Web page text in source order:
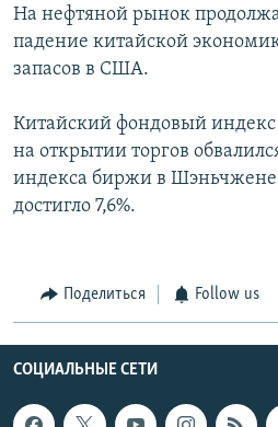
На нефтяной рынок
падение китайской
запасов в США.
Китайский фондовый индекс
на открытии торгов
индекса биржи в Шэньчжене
достигло 7,6%.
Поделиться Follow us
СОЦИАЛЬНЫЕ СЕТИ